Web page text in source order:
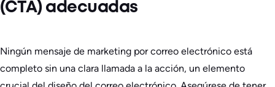
(CTA) adecuadas
Ningún mensaje de marketing por correo electrónico está
completo sin una clara llamada a la acción, un elemento